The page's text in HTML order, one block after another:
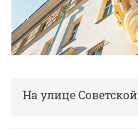
На улице Советской